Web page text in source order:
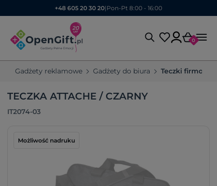
+48 605 20 30 20| Pon-Pt 8:00 - 16:00
0
Gadżety reklamowe Gadżety do biura Teczki firmowe
TECZKA ATTACHE / CZARNY
IT2074-03
Możliwość nadruku